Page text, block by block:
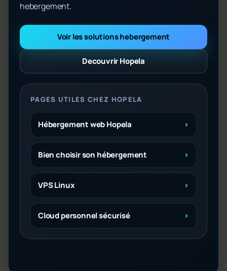
hebergement.
Voir les solutions hebergement
Decouvrir Hopela
PAGES UTILES CHEZ HOPELA
Hébergement web Hopela
Bien choisir son hébergement
VPS Linux
Cloud personnel sécurisé